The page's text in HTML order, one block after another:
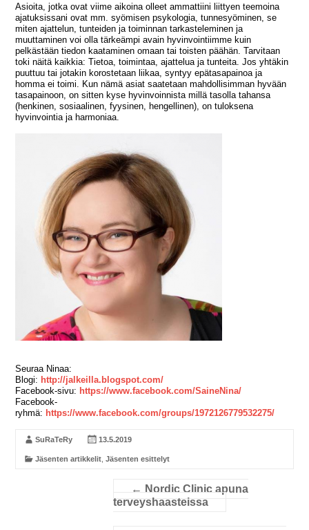
Asioita, jotka ovat viime aikoina olleet ammattiini liittyen teemoina
ajatuksissani ovat mm. syömisen psykologia, tunnesyöminen, se
miten ajattelun, tunteiden ja toiminnan tarkasteleminen ja
muuttaminen voi olla tärkeämpi avain hyvinvointiimme kuin
pelkästään tiedon kaataminen omaan tai toisten päähän. Tarvitaan
toki näitä kaikkia: Tietoa, toimintaa, ajattelua ja tunteita. Jos yhtäkin
puuttuu tai jotakin korostetaan liikaa, syntyy epätasapainoa ja
homma ei toimi. Kun nämä asiat saatetaan mahdollisimman hyvään
tasapainoon, on sitten kyse hyvinvoinnista millä tasolla tahansa
(henkinen, sosiaalinen, fyysinen, hengellinen), on tuloksena
hyvinvointia ja harmoniaa.
Seuraa Ninaa:
Blogi: http://jalkeilla.blogspot.com/
Facebook-sivu: https://www.facebook.com/SaineNina/
Facebook-
ryhmä: https://www.facebook.com/groups/1972126779532275/
SuRaTeRy 13.5.2019
Jäsenten artikkelit ,Jäsenten esittelyt
← Nordic Clinic apuna
terveyshaasteissa